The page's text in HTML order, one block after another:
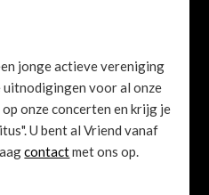
jonge actieve vereniging
voor al onze
onze concerten en krijg je
U bent al Vriend vanaf
contactmet ons op.